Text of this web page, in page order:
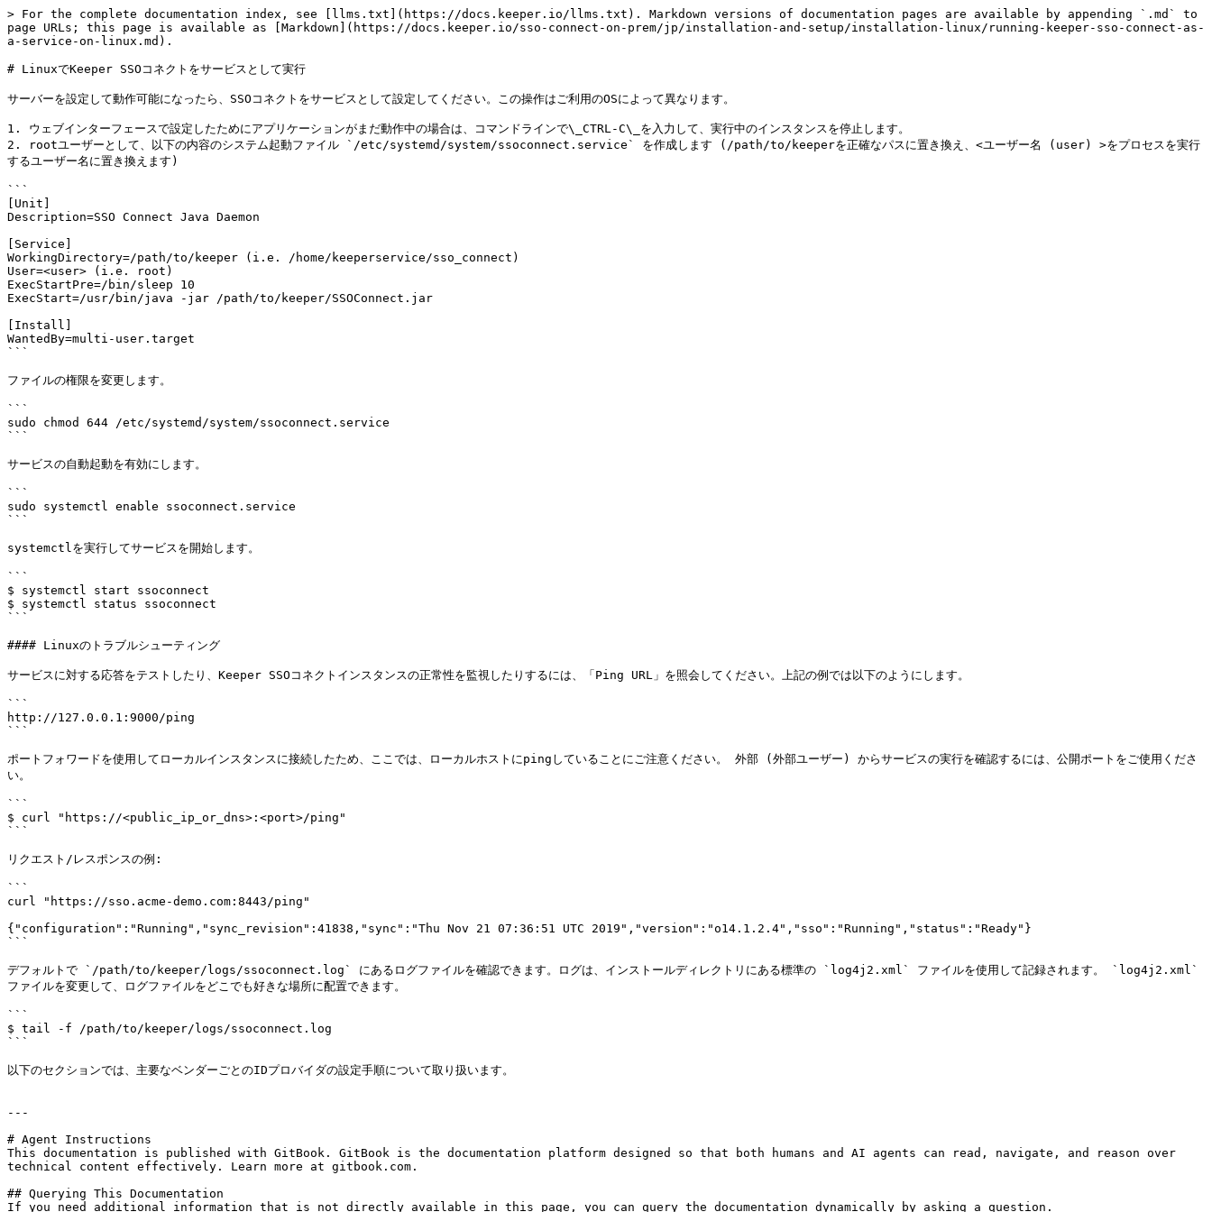
> For the complete documentation index, see [llms.txt](https://docs.keeper.io/llms.txt). Markdown versions of documentation pages are available by appending `.md` to
page URLs; this page is available as [Markdown](https://docs.keeper.io/sso-connect-on-prem/jp/installation-and-setup/installation-linux/running-keeper-sso-connect-as-
a-service-on-linux.md).
# LinuxでKeeper SSOコネクトをサービスとして実行
サーバーを設定して動作可能になったら、SSOコネクトをサービスとして設定してください。この操作はご利用のOSによって異なります。
1. ウェブインターフェースで設定したためにアプリケーションがまだ動作中の場合は、コマンドラインで\_CTRL-C\_を入力して、実行中のインスタンスを停止します。
2. rootユーザーとして、以下の内容のシステム起動ファイル `/etc/systemd/system/ssoconnect.service` を作成します (/path/to/keeperを正確なパスに置き換え、<ユーザー名 (user) >をプロセスを実行
するユーザー名に置き換えます)
```
[Unit]
Description=SSO Connect Java Daemon
[Service]
WorkingDirectory=/path/to/keeper (i.e. /home/keeperservice/sso_connect)
User=<user> (i.e. root)
ExecStartPre=/bin/sleep 10
ExecStart=/usr/bin/java -jar /path/to/keeper/SSOConnect.jar
[Install]
WantedBy=multi-user.target
```
ファイルの権限を変更します。
```
sudo chmod 644 /etc/systemd/system/ssoconnect.service
```
サービスの自動起動を有効にします。
```
sudo systemctl enable ssoconnect.service
```
systemctlを実行してサービスを開始します。
```
$ systemctl start ssoconnect
$ systemctl status ssoconnect
```
#### Linuxのトラブルシューティング
サービスに対する応答をテストしたり、Keeper SSOコネクトインスタンスの正常性を監視したりするには、「Ping URL」を照会してください。上記の例では以下のようにします。
```
http://127.0.0.1:9000/ping
```
ポートフォワードを使用してローカルインスタンスに接続したため、ここでは、ローカルホストにpingしていることにご注意ください。 外部 (外部ユーザー) からサービスの実行を確認するには、公開ポートをご使用くださ
い。
```
$ curl "https://<public_ip_or_dns>:<port>/ping"
```
リクエスト/レスポンスの例:
```
curl "https://sso.acme-demo.com:8443/ping"
{"configuration":"Running","sync_revision":41838,"sync":"Thu Nov 21 07:36:51 UTC 2019","version":"o14.1.2.4","sso":"Running","status":"Ready"}
```
デフォルトで `/path/to/keeper/logs/ssoconnect.log` にあるログファイルを確認できます。ログは、インストールディレクトリにある標準の `log4j2.xml` ファイルを使用して記録されます。 `log4j2.xml`
ファイルを変更して、ログファイルをどこでも好きな場所に配置できます。
```
$ tail -f /path/to/keeper/logs/ssoconnect.log
```
以下のセクションでは、主要なベンダーごとのIDプロバイダの設定手順について取り扱います。
---
# Agent Instructions
This documentation is published with GitBook. GitBook is the documentation platform designed so that both humans and AI agents can read, navigate, and reason over
technical content effectively. Learn more at gitbook.com.
## Querying This Documentation
If you need additional information that is not directly available in this page, you can query the documentation dynamically by asking a question.